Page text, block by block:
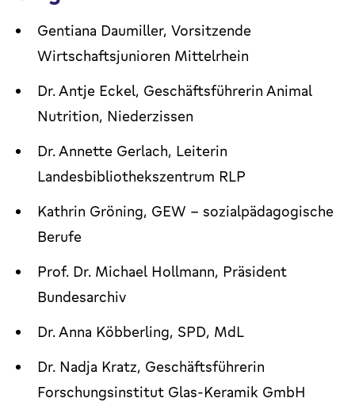
Gentiana Daumiller, Vorsitzende
Wirtschaftsjunioren Mittelrhein
Dr. Antje Eckel, Geschäftsführerin Animal
Nutrition, Niederzissen
Dr. Annette Gerlach, Leiterin
Landesbibliothekszentrum RLP
Kathrin Gröning, GEW - sozialpädagogische
Berufe
Prof. Dr. Michael Hollmann, Präsident
Bundesarchiv
Dr. Anna Köbberling, SPD, MdL
Dr. Nadja Kratz, Geschäftsführerin
Forschungsinstitut Glas-Keramik GmbH